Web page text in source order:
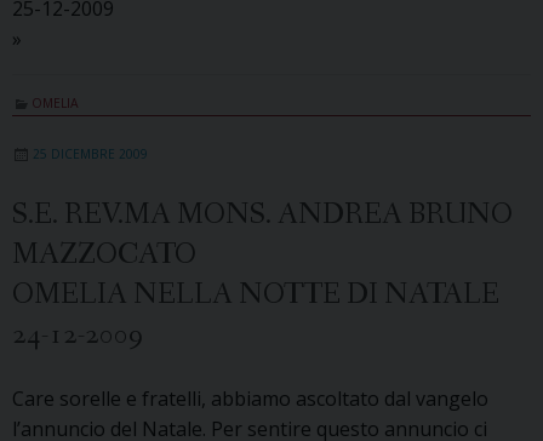
25-12-2009
»
OMELIA
25 DICEMBRE 2009
S.E. REV.MA MONS. ANDREA BRUNO
MAZZOCATO
OMELIA NELLA NOTTE DI NATALE
24-12-2009
Care sorelle e fratelli, abbiamo ascoltato dal vangelo
l’annuncio del Natale. Per sentire questo annuncio ci